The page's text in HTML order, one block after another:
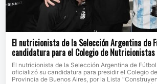
El nutricionista de la Selección Argentina de
candidatura para el Colegio de Nutricionistas
El nutricionista de la Selección Argentina de
oficializó su candidatura para presidir el Colegio
Provincia de Buenos Aires, por la Lista